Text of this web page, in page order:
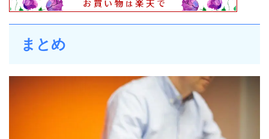
まとめ